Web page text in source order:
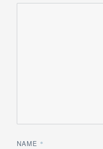
NAME *